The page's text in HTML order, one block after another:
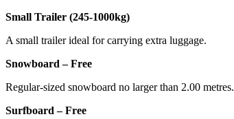
Small Trailer (245-1000kg)
A small trailer ideal for carrying extra luggage.
Snowboard – Free
Regular-sized snowboard no larger than 2.00 metres.
Surfboard – Free